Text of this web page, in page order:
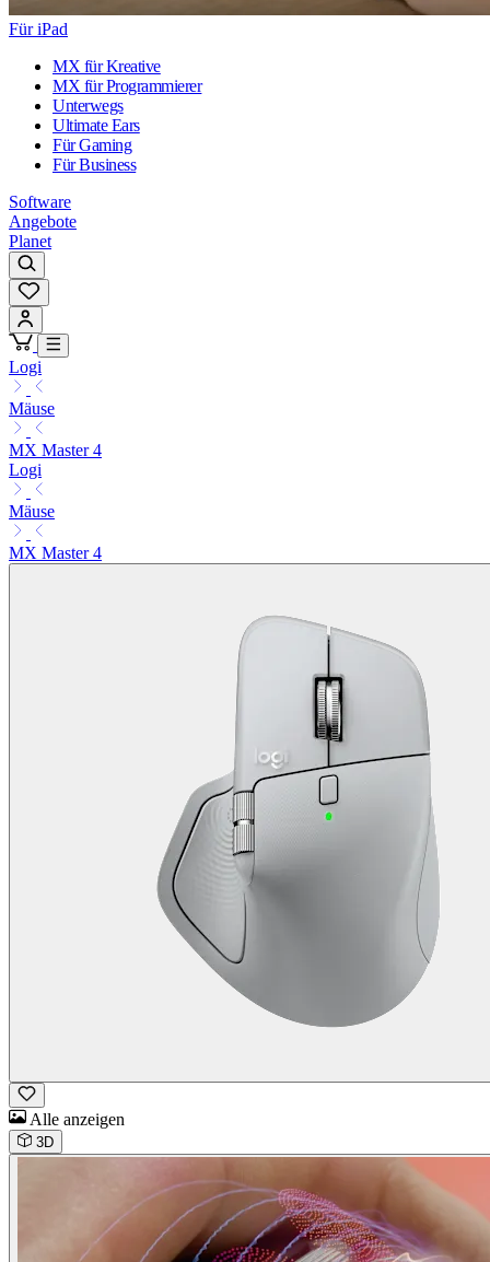
Für iPad
MX für Kreative
MX für Programmierer
Unterwegs
Ultimate Ears
Für Gaming
Für Business
Software
Angebote
Planet
Logi
Mäuse
MX Master 4
Logi
Mäuse
MX Master 4
Alle anzeigen
3D